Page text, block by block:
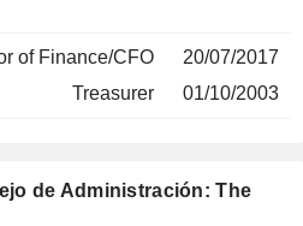
of Finance/CFO
20/07/2017
Treasurer
01/10/2003
de Administración: The